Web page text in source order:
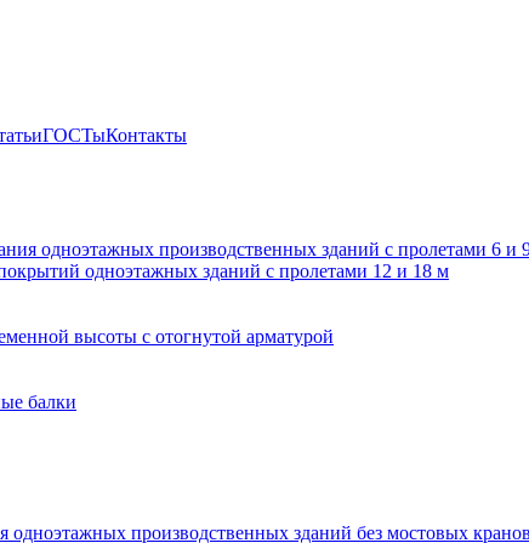
ГОСТыКонтакты
одноэтажных производственных зданий с пролетами 6
одноэтажных зданий с пролетами 12 и 18 м
высоты с отогнутой арматурой
балки
одноэтажных производственных зданий без мостовых кранов